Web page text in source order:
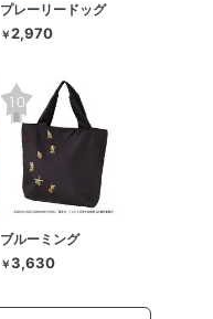
プレーリードッグ
￥2,970
ブルーミング
￥3,630